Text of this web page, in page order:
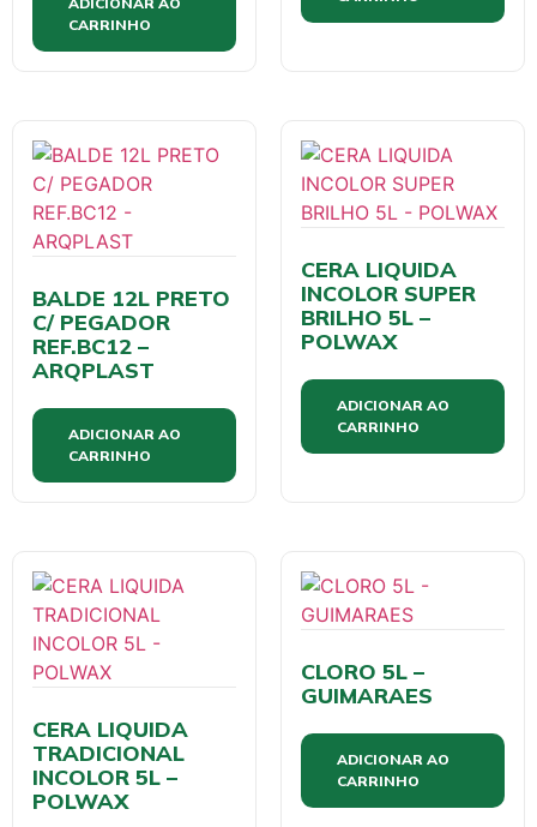
CARRINHO
BALDE 12L PRETO
C/ PEGADOR
REF.BC12 –
ARQPLAST
ADICIONAR AO
CARRINHO
CERA LIQUIDA
INCOLOR SUPER
BRILHO 5L –
POLWAX
ADICIONAR AO
CARRINHO
CERA LIQUIDA
TRADICIONAL
INCOLOR 5L –
POLWAX
CLORO 5L –
GUIMARAES
ADICIONAR AO
CARRINHO